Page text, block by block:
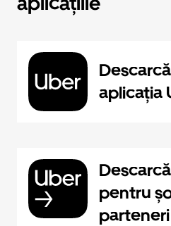
Descarcă
aplicația
pentru
parteneri